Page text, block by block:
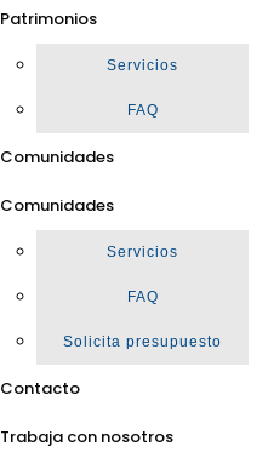
Patrimonios
Servicios
FAQ
Comunidades
Comunidades
Servicios
FAQ
Solicita presupuesto
Contacto
Trabaja con nosotros